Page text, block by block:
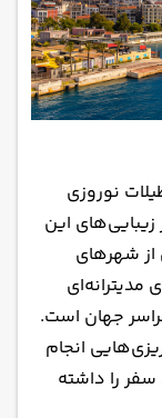
نوروزی
این
شهرهای
جهان است.
1404، برنامه ریزی‌هایی انجام
را داشته